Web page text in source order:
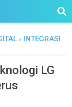
› INTEGRASI
LG